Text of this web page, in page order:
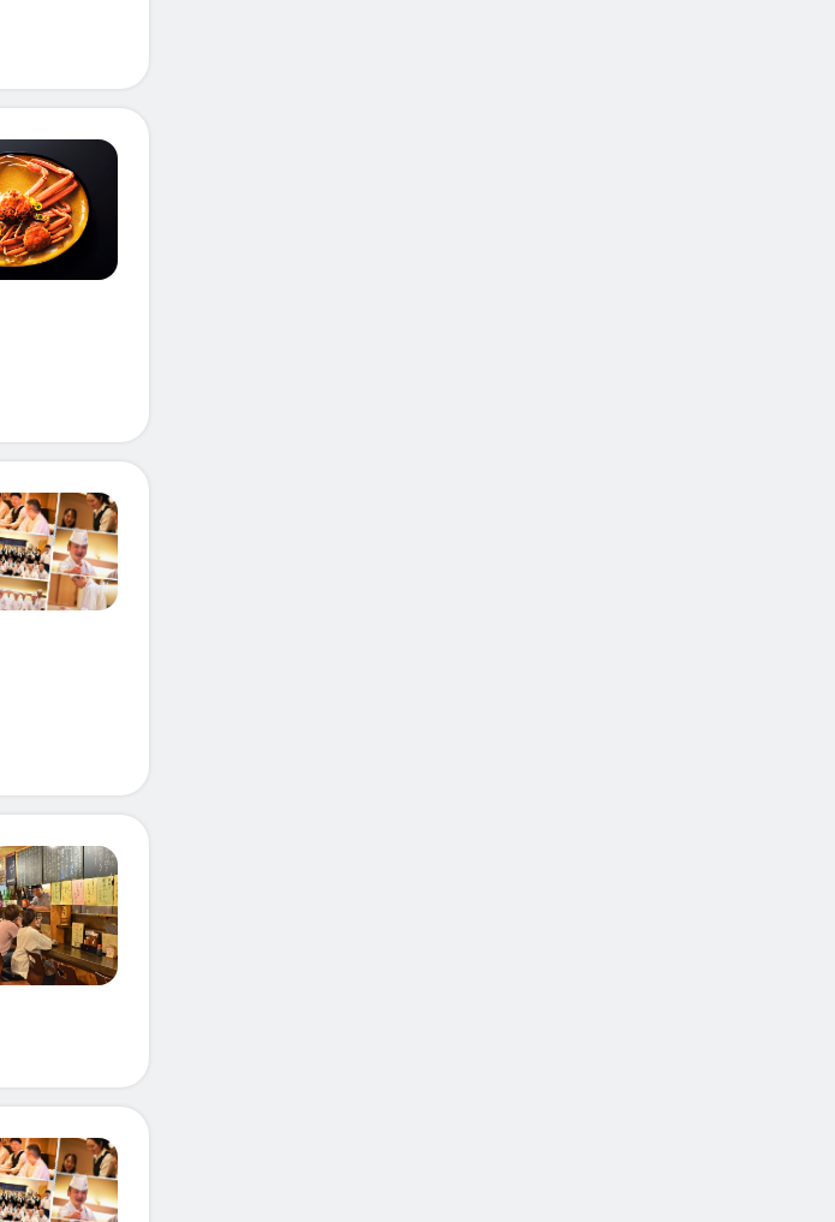
時給：
時給：
時給：
時給：
時給：
時給：
時給：
時給：
時給：
時給：
時給：
時給：
時給：
時給：
時給：
時給：
時給：
時給：
時給：
時給：
時給：
時給：
時給：
時給：
時給：
時給：